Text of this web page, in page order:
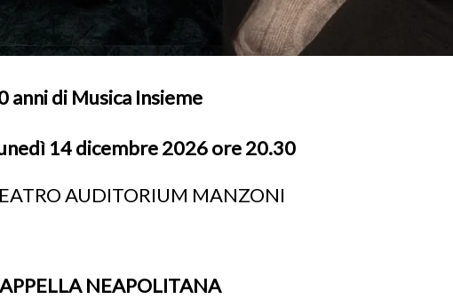
anni di Musica Insieme
14 dicembre 2026 ore 20.30
AUDITORIUM MANZONI
NEAPOLITANA